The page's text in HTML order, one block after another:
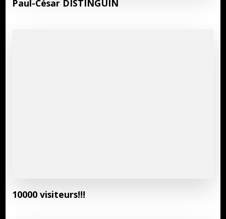
Paul-César DISTINGUIN
10000 visiteurs!!!